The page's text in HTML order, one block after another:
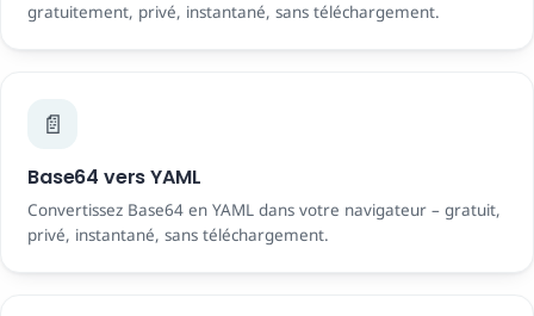
gratuitement, privé, instantané, sans téléchargement.
📄
Base64 vers YAML
Convertissez Base64 en YAML dans votre navigateur – gratuit,
privé, instantané, sans téléchargement.